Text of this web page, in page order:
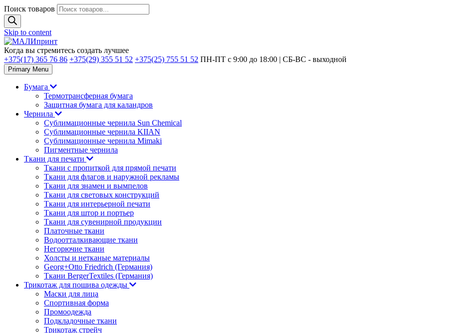
Поиск товаров
Skip to content
Когда вы стремитесь создать лучшее
+375(17) 365 76 86 +375(29) 355 51 52 +375(25) 755 51 52 ПН-ПТ с 9:00 до 18:00 | CБ-ВС - выходной
Primary Menu
Бумага
Термотрансферная бумага
Защитная бумага для каландров
Чернила
Сублимационные чернила Sun Chemical
Сублимационные чернила KIIAN
Сублимационные чернила Mimaki
Пигментные чернила
Ткани для печати
Ткани с пропиткой для прямой печати
Ткани для флагов и наружной рекламы
Ткани для знамен и вымпелов
Ткани для световых конструкций
Ткани для интерьерной печати
Ткани для штор и портьер
Ткани для сувенирной продукции
Платочные ткани
Водоотталкивающие ткани
Негорючие ткани
Холсты и нетканые материалы
Georg+Otto Friedrich (Германия)
Ткани BergerTextiles (Германия)
Трикотаж для пошива одежды
Маски для лица
Спортивная форма
Промоодежда
Подкладочные ткани
Трикотаж стрейч